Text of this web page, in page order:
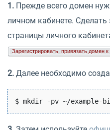
1. Прежде всего домен
личном кабинете.
страницы личного
Зарегистрировать, привязать домен
2. Далее необходимо